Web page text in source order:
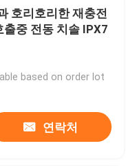
호리호리한 재충전
출중 전동 치솔 IPX7
based on order lot
연락처